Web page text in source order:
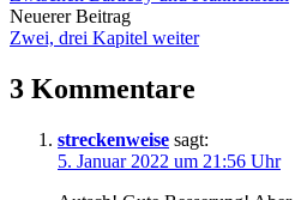
Navigation
Neuerer Beitrag
Zwei, drei Kapitel weiter
3 Kommentare
streckenweise sagt:
5. Januar 2022 um 21:56 Uhr